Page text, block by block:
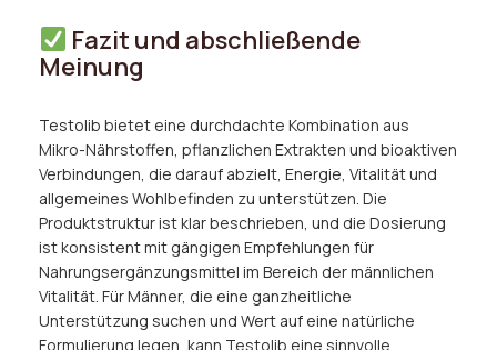
Fazit und abschließende
Meinung
Testolib bietet eine durchdachte Kombination aus
Mikro-Nährstoffen, pflanzlichen Extrakten und bioaktiven
Verbindungen, die darauf abzielt, Energie, Vitalität und
allgemeines Wohlbefinden zu unterstützen. Die
Produktstruktur ist klar beschrieben, und die Dosierung
ist konsistent mit gängigen Empfehlungen für
Nahrungsergänzungsmittel im Bereich der männlichen
Vitalität. Für Männer, die eine ganzheitliche
Unterstützung suchen und Wert auf eine natürliche
Formulierung legen, kann Testolib eine sinnvolle